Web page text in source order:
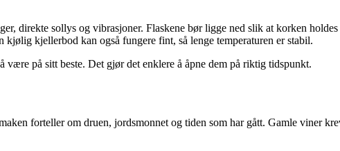
direkte sollys og vibrasjoner. Flaskene bør ligge ned slik at korken
kjellerbod kan også fungere fint, så lenge temperaturen er stabil.
på sitt beste. Det gjør det enklere å åpne dem på riktig tidspunkt.
forteller om druen, jordsmonnet og tiden som har gått. Gamle viner